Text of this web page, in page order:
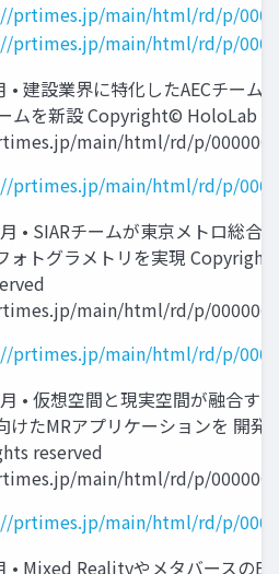
prtimes.jp/main/html/rd/p/
prtimes.jp/main/html/rd/p/
• 建設業界に特化したAECチーム
ムを新設 Copyright© HoloLab
main/html/rd/p/
prtimes.jp/main/html/rd/p/
• SIARチームが東京メトロ総合
ォトグラメトリを実現
main/html/rd/p/
prtimes.jp/main/html/rd/p/
• 仮想空間と現実空間が融合す
けたMRアプリケーションを 開
reserved
main/html/rd/p/
prtimes.jp/main/html/rd/p/
• Mixed Realityやメタバースの